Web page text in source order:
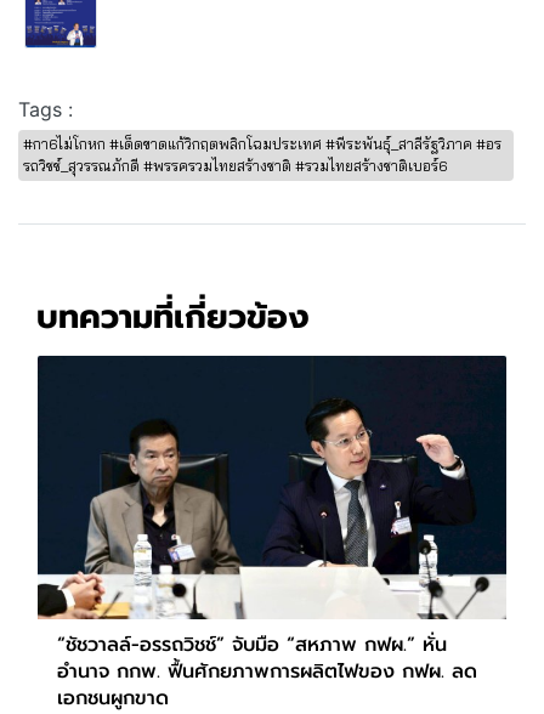
Tags :
#กา6ไม่โกหก #เด็ดขาดแก้วิกฤตพลิกโฉมประเทศ #พีระพันธุ์_สาลีรัฐวิภาค #อร
รถวิชช์_สุวรรณภักดี #พรรครวมไทยสร้างชาติ #รวมไทยสร้างชาติเบอร์6
บทความที่เกี่ยวข้อง
“ชัชวาลล์-อรรถวิชช์” จับมือ “สหภาพ กฟผ.” หั่น
อำนาจ กกพ. ฟื้นศักยภาพการผลิตไฟของ กฟผ. ลด
เอกชนผูกขาด